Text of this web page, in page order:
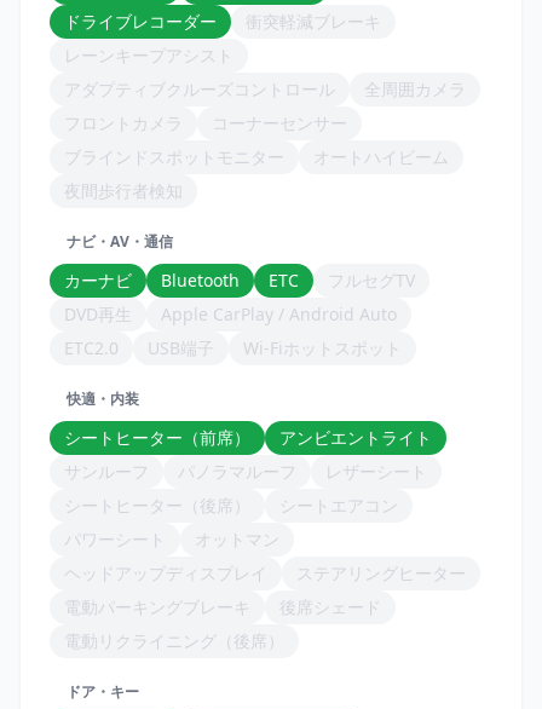
ドライブレコーダー
衝突軽減ブレーキ
レーンキープアシスト
アダプティブクルーズコントロール
全周囲カメラ
フロントカメラ
コーナーセンサー
ブラインドスポットモニター
オートハイビーム
夜間歩行者検知
ナビ・AV・通信
カーナビ Bluetooth ETC
フルセグTV
DVD再生
Apple CarPlay / Android Auto
ETC2.0
USB端子 Wi-Fiホットスポット
快適・内装
シートヒーター（前席）
アンビエントライト
サンルーフ
パノラマルーフ
レザーシート
シートヒーター（後席）
シートエアコン
パワーシート
オットマン
ヘッドアップディスプレイ
ステアリングヒーター
電動パーキングブレーキ
後席シェード
電動リクライニング（後席）
ドア・キー